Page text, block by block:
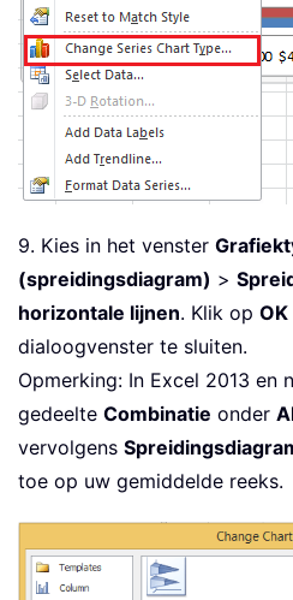
9. Kies in het venster
(spreidingsdiagram) >
horizontale lijnen. Klik op OK
dialoogvenster te sluiten.
Opmerking: In Excel 2013 en
gedeelte Combinatie onder
vervolgens
toe op uw gemiddelde reeks.